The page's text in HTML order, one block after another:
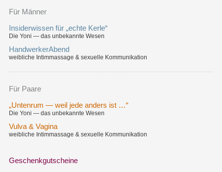
Für Männer
Insiderwissen für „echte Kerle“
Die Yoni — das unbekannte Wesen
HandwerkerAbend
weibliche Intimmassage & sexuelle Kommunikation
Für Paare
„Untenrum — weil jede anders ist …“
Die Yoni — das unbekannte Wesen
Vulva & Vagina
weibliche Intimmassage & sexuelle Kommunikation
Geschenkgutscheine